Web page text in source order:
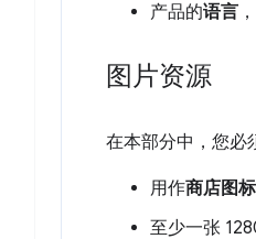
产品的语言
图片资源
在本部分中，您必
用作商店图标
至少一张